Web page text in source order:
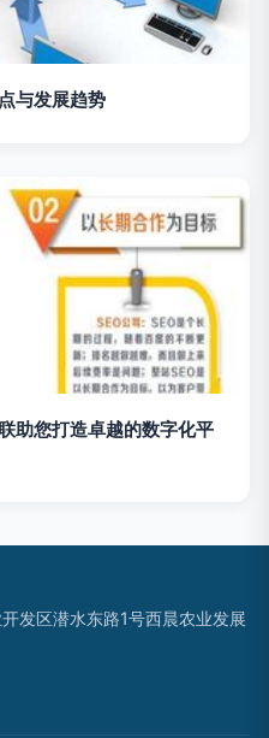
与发展趋势
助您打造卓越的数字化平
发区潜水东路1号西晨农业发展